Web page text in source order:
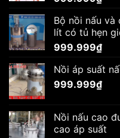
Bộ nồi nấu và
lít có tủ hẹn
999.999₫
Nồi áp suất
999.999₫
Nồi nấu cao
cao áp suất